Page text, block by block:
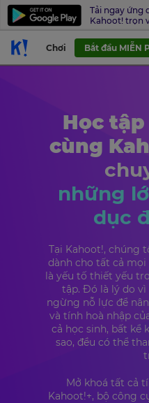
Tải ngay ứng
Kahoot! trọn
Chơi Bắt đầu MIỄN
Học
cùng
những
dục
Tại Kahoot!, chúng
dành cho tất cả
là yếu tố thiết yếu
tập. Đó là lý do
ngừng nỗ lực để
và tính hoà nhập
cả học sinh, bất kể
sao, đều có thể
Mở khoá tất cả
Kahoot!+, bộ công